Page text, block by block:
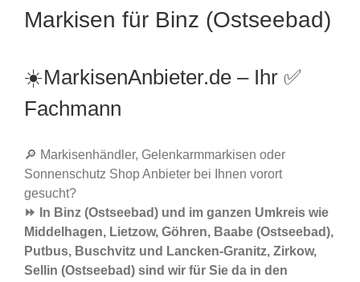
Markisen für Binz (Ostseebad)
☀️MarkisenAnbieter.de – Ihr ✅
Fachmann
🔎 Markisenhändler, Gelenkarmmarkisen oder
Sonnenschutz Shop Anbieter bei Ihnen vorort
gesucht?
⏩ In Binz (Ostseebad) und im ganzen Umkreis wie
Middelhagen, Lietzow, Göhren, Baabe (Ostseebad),
Putbus, Buschvitz und Lancken-Granitz, Zirkow,
Sellin (Ostseebad) sind wir für Sie da in den